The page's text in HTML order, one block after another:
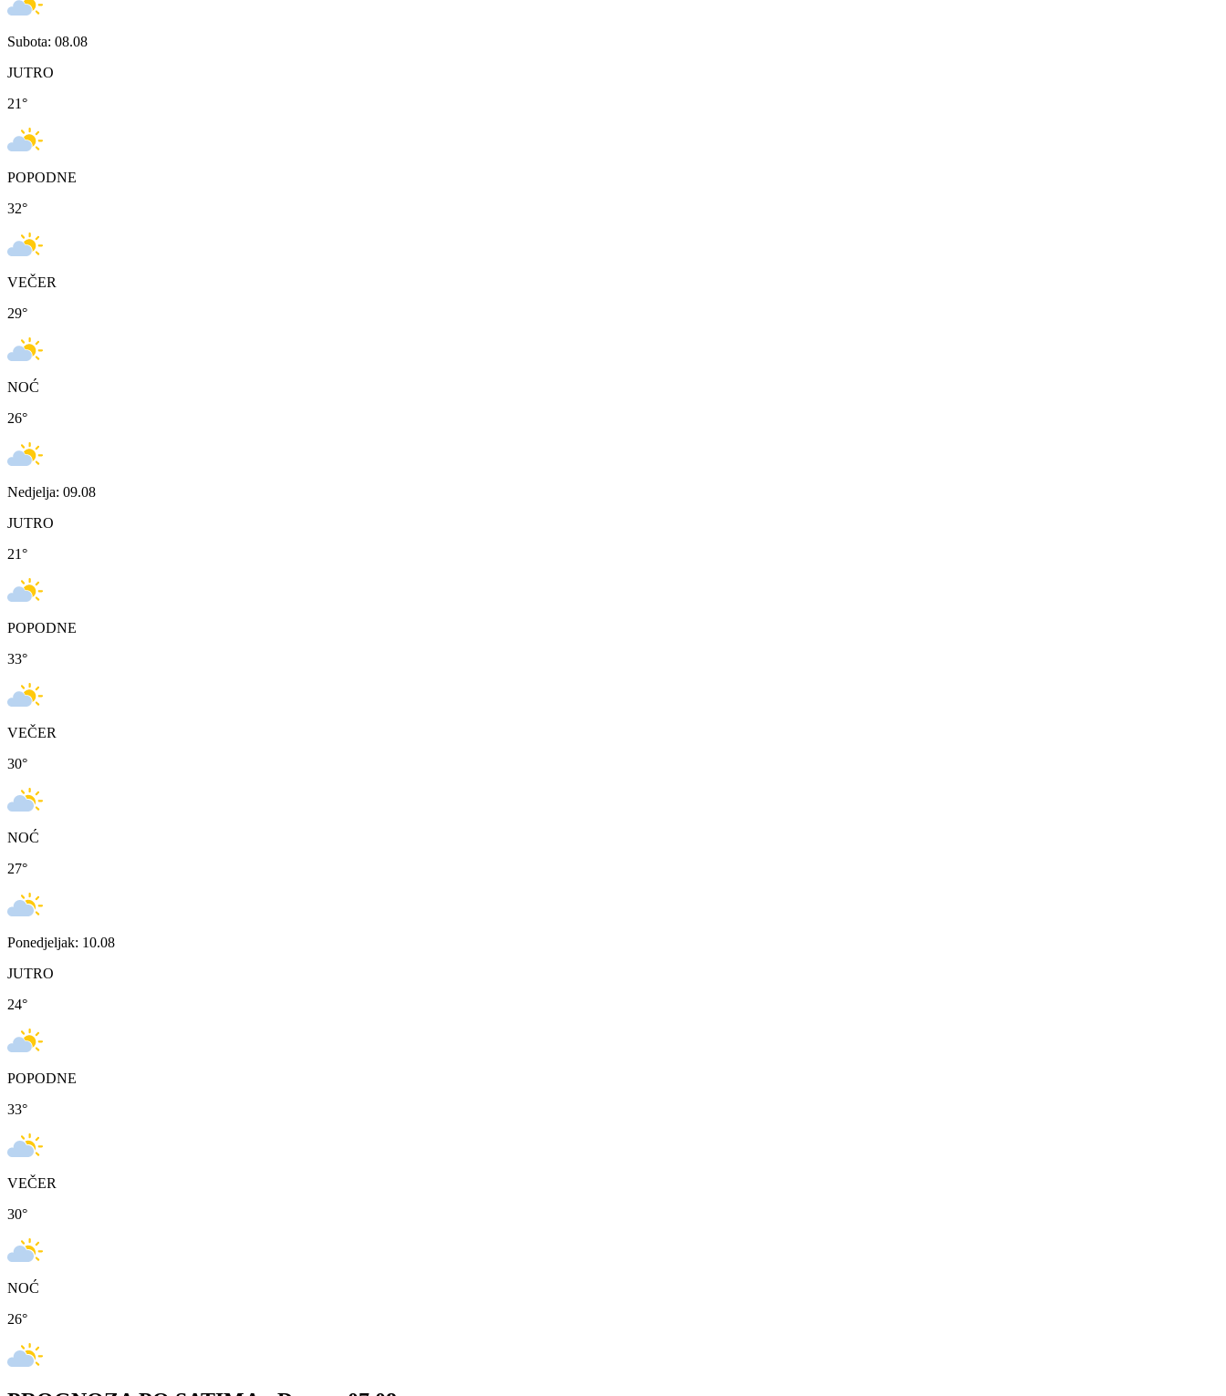
Subota: 08.08
JUTRO
21°
POPODNE
32°
VEČER
29°
NOĆ
26°
Nedjelja: 09.08
JUTRO
21°
POPODNE
33°
VEČER
30°
NOĆ
27°
Ponedjeljak: 10.08
JUTRO
24°
POPODNE
33°
VEČER
30°
NOĆ
26°